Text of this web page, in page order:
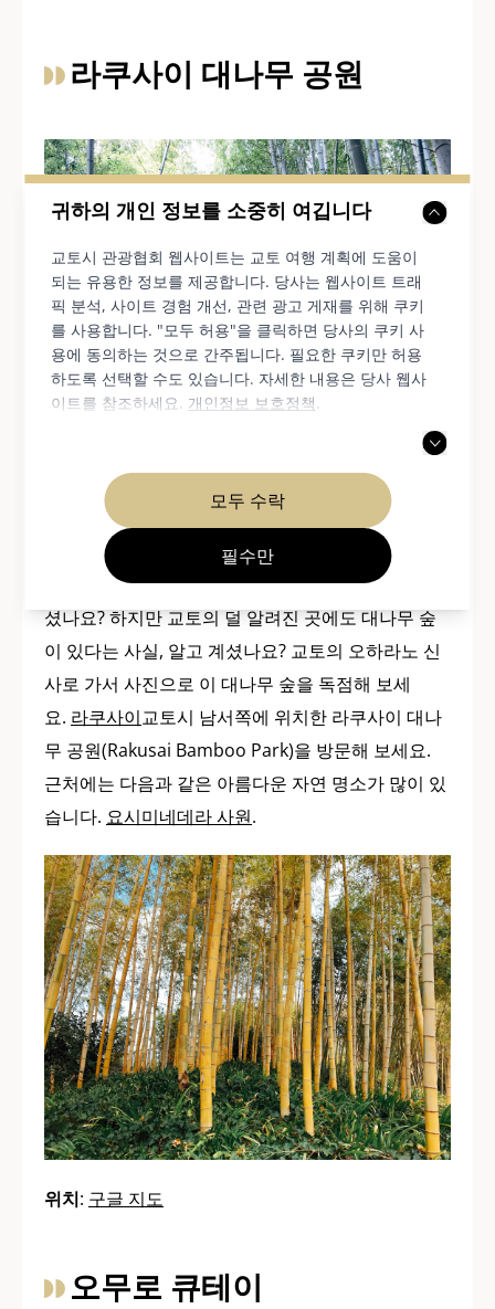
귀하의 개인 정보를 소중히 여깁니다
교토시 관광협회 웹사이트는 교토 여행 계획에 도움이
되는 유용한 정보를 제공합니다. 당사는 웹사이트 트래
픽 분석, 사이트 경험 개선, 관련 광고 게재를 위해 쿠키
를 사용합니다. "모두 허용"을 클릭하면 당사의 쿠키 사
용에 동의하는 것으로 간주됩니다. 필요한 쿠키만 허용
하도록 선택할 수도 있습니다. 자세한 내용은 당사 웹사
이트를 참조하세요. 개인정보 보호정책.
모두 수락
필수만
라쿠사이 대나무 공원
교토의 유명한 대나무 숲, 아라시야마에 대해 들어보
셨나요? 하지만 교토의 덜 알려진 곳에도 대나무 숲
이 있다는 사실, 알고 계셨나요? 교토의 오하라노 신
사로 가서 사진으로 이 대나무 숲을 독점해 보세
요. 라쿠사이교토시 남서쪽에 위치한 라쿠사이 대나
무 공원(Rakusai Bamboo Park)을 방문해 보세요.
근처에는 다음과 같은 아름다운 자연 명소가 많이 있
습니다. 요시미네데라 사원.
위치: 구글 지도
오무로 큐테이